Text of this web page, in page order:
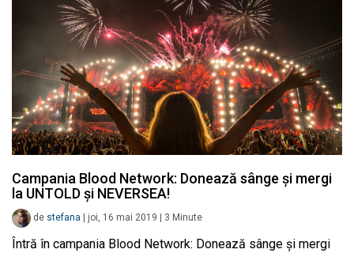
Campania Blood Network: Donează sânge și mergi
la UNTOLD și NEVERSEA!
de stefana joi, 16 mai 2019 3 Minute
Întră în campania Blood Network: Donează sânge și mergi